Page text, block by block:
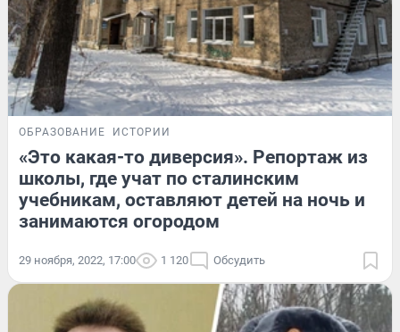
ОБРАЗОВАНИЕ ИСТОРИИ
«Это какая-то диверсия». Репортаж из
школы, где учат по сталинским
учебникам, оставляют детей на ночь и
занимаются огородом
29 ноября, 2022, 17:00 1 120 Обсудить